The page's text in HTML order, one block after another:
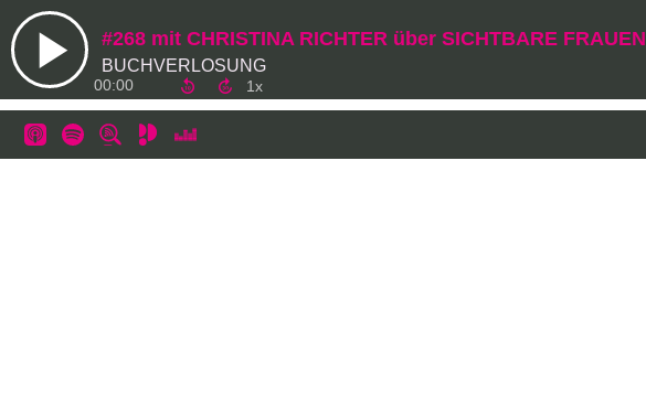
#268 mit CHRISTINA RICHTER über SICHTBARE FRAUEN
BUCHVERLOSUNG
00:00